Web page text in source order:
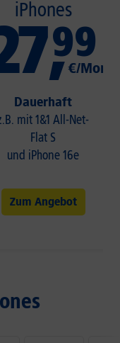
iPhones
,
99
€/
Dauerhaft
mit 1&1 All-Net-
Flat S
und iPhone 16e
Zum Angebot